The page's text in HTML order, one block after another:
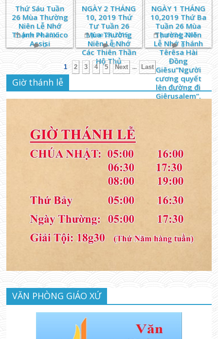
Thứ Sáu Tuần
26 Mùa Thường
Niên Lễ Nhớ
Thánh Phanxico
Assisi
June 24, 2015
0
NGÀY 2 THÁNG
10, 2019 Thứ
Tư Tuần 26
Mùa Thường
Niên Lễ Nhớ
Các Thiên Thần
Hộ Thủ
June 24, 2015
0
NGÀY 1 THÁNG
10,2019 Thứ Ba
Tuần 26 Mùa
Thường Niên
Lễ Nhớ Thánh
Têrêsa Hài
Đồng
Giêsu“Người
cương quyết
lên đường đi
Giêrusalem”.
June 24, 2015
0
1 2 3 4 5 Next ... Last
Giờ thánh lễ
VĂN PHÒNG GIÁO XỨ